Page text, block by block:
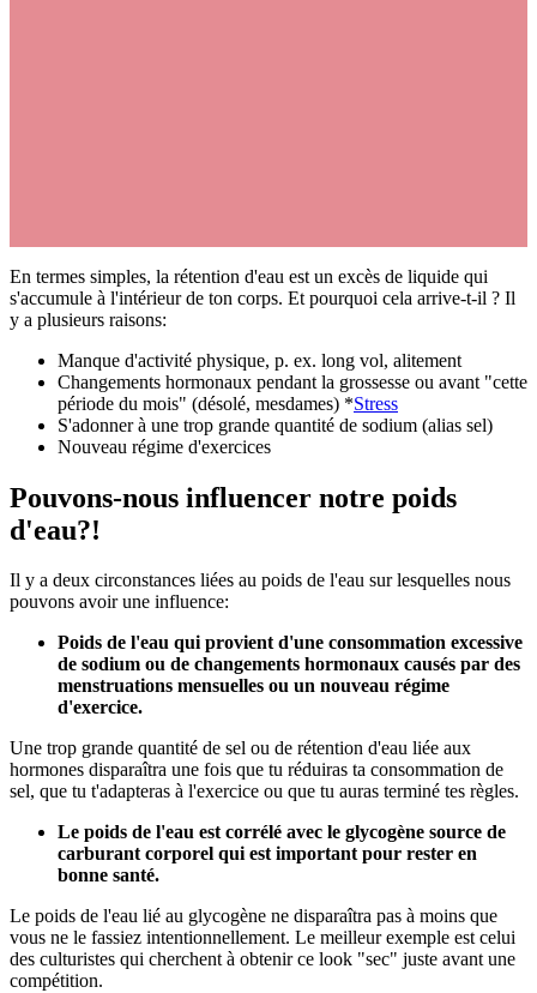
En termes simples, la rétention d'eau est un excès de liquide qui
s'accumule à l'intérieur de ton corps. Et pourquoi cela arrive-t-il ? Il
y a plusieurs raisons:
Manque d'activité physique, p. ex. long vol, alitement
Changements hormonaux pendant la grossesse ou avant "cette
période du mois" (désolé, mesdames) *Stress
S'adonner à une trop grande quantité de sodium (alias sel)
Nouveau régime d'exercices
Pouvons-nous influencer notre poids
d'eau?!
Il y a deux circonstances liées au poids de l'eau sur lesquelles nous
pouvons avoir une influence:
Poids de l'eau qui provient d'une consommation excessive
de sodium ou de changements hormonaux causés par des
menstruations mensuelles ou un nouveau régime
d'exercice.
Une trop grande quantité de sel ou de rétention d'eau liée aux
hormones disparaîtra une fois que tu réduiras ta consommation de
sel, que tu t'adapteras à l'exercice ou que tu auras terminé tes règles.
Le poids de l'eau est corrélé avec le glycogène source de
carburant corporel qui est important pour rester en
bonne santé.
Le poids de l'eau lié au glycogène ne disparaîtra pas à moins que
vous ne le fassiez intentionnellement. Le meilleur exemple est celui
des culturistes qui cherchent à obtenir ce look "sec" juste avant une
compétition.